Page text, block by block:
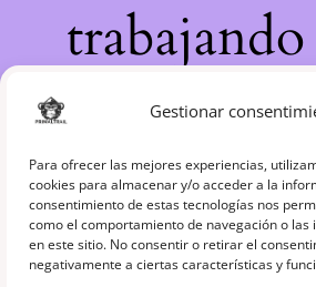
Gestionar
Para ofrecer las mejores experiencias,
cookies para almacenar y/o acceder a la
consentimiento de estas tecnologías nos
como el comportamiento de navegación o las
en este sitio. No consentir o retirar el
negativamente a ciertas características y